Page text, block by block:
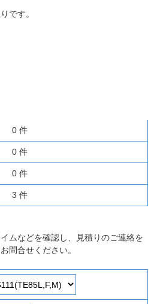
です。
0 件
0 件
0 件
3 件
ムなどを確認し、見積りのご連絡を
問合せください。